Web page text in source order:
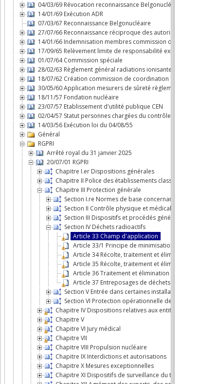
04/03/69 Révocation reconnaissance Belgonucléaire
14/01/69 Exécution ADR
07/03/67 Reconnaissance Belgonucléaire
27/07/66 Reconnaissance réciproque des autorisations dans le
14/01/66 Indemnisation membres commission d'agréation des
17/09/65 Relèvement limite de responsabilité exploitant
01/07/64 Commission spéciale
28/02/63 Règlement général radiations ionisantes
18/07/62 Création commission de coordination
30/05/60 Application mesurers de sûreté règlement n°3 du
18/11/57 Fondation nucléaire
23/07/57 Etablissement d'utilité publique CEN
02/04/57 Statut personnes chargées du contrôle en exécution
14/03/56 Exécution loi du 04/08/55
Général
RGPRI
Arrêté royal du 31 janvier 2025
20/07/01 RGPRI
Chapitre I.er Dispositions générales
Chapitre II Police des établissements classés
Chapitre III Protection générale
Section I.re Normes de base concernant la protection
Section II Contrôle physique et médical
Section III Dispositifs et procédés généraux de
Section IV Déchets radioactifs
Article 33 Champ d'application
Article 33/1 Principe de minimisation
Article 34 Récolte, traitement et élimination des
Article 35 Récolte, traitement et élimination des
Article 36 Traitement et élimination des effluents
Article 37 Entreposages de déchets radioactifs
Section V Entrée dans certaines installations
Section VI Protection opérationnelle des travailleurs
Chapitre IV Dispositions relatives aux entités que
Chapitre V
Chapitre VI Jury médical
Chapitre VII
Chapitre VIII Propulsion nucléaire
Chapitre IX Interdictions et autorisations
Chapitre X Mesures exceptionnelles
Chapitre XI Dispositifs de surveillance du territoire et de